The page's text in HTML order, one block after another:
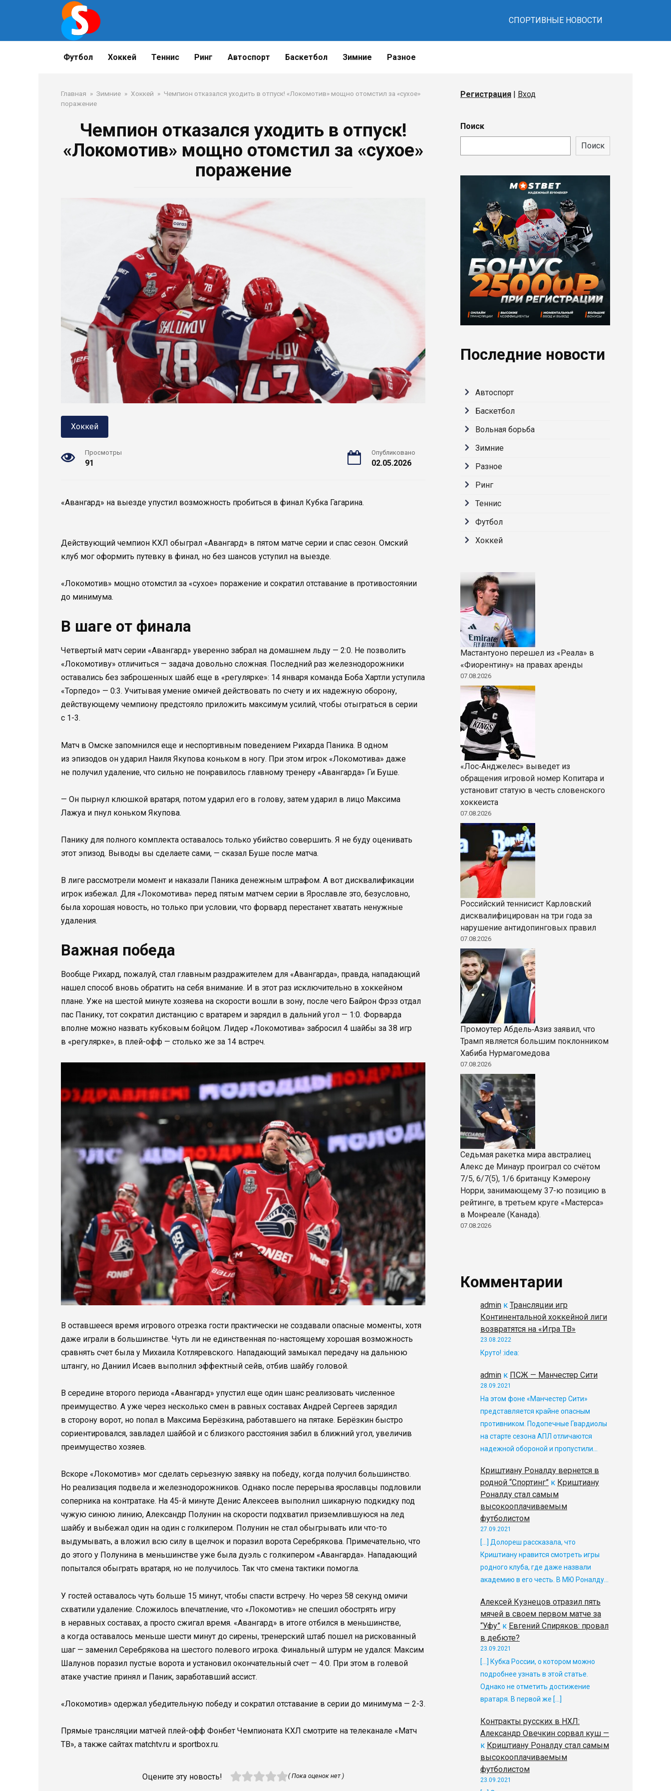
СПОРТИВНЫЕ НОВОСТИ
Футбол Хоккей Теннис Ринг Автоспорт Баскетбол Зимние Разное
Главная » Зимние » Хоккей » Чемпион отказался уходить в отпуск! «Локомотив» мощно отомстил за «сухое»
поражение
Чемпион отказался уходить в отпуск!
«Локомотив» мощно отомстил за «сухое»
поражение
Хоккей
Просмотры
91
Опубликовано
02.05.2026
«Авангард» на выезде упустил возможность пробиться в финал Кубка Гагарина.
Действующий чемпион КХЛ обыграл «Авангард» в пятом матче серии и спас сезон. Омский
клуб мог оформить путевку в финал, но без шансов уступил на выезде.
«Локомотив» мощно отомстил за «сухое» поражение и сократил отставание в противостоянии
до минимума.
В шаге от финала
Четвертый матч серии «Авангард» уверенно забрал на домашнем льду — 2:0. Не позволить
«Локомотиву» отличиться — задача довольно сложная. Последний раз железнодорожники
оставались без заброшенных шайб еще в «регулярке»: 14 января команда Боба Хартли уступила
«Торпедо» — 0:3. Учитывая умение омичей действовать по счету и их надежную оборону,
действующему чемпиону предстояло приложить максимум усилий, чтобы отыграться в серии
с 1-3.
Матч в Омске запомнился еще и неспортивным поведением Рихарда Паника. В одном
из эпизодов он ударил Наиля Якупова коньком в ногу. При этом игрок «Локомотива» даже
не получил удаление, что сильно не понравилось главному тренеру «Авангарда» Ги Буше.
— Он пырнул клюшкой вратаря, потом ударил его в голову, затем ударил в лицо Максима
Лажуа и пнул коньком Якупова.
Панику для полного комплекта оставалось только убийство совершить. Я не буду оценивать
этот эпизод. Выводы вы сделаете сами, — сказал Буше после матча.
В лиге рассмотрели момент и наказали Паника денежным штрафом. А вот дисквалификации
игрок избежал. Для «Локомотива» перед пятым матчем серии в Ярославле это, безусловно,
была хорошая новость, но только при условии, что форвард перестанет хватать ненужные
удаления.
Важная победа
Вообще Рихард, пожалуй, стал главным раздражителем для «Авангарда», правда, нападающий
нашел способ вновь обратить на себя внимание. И в этот раз исключительно в хоккейном
плане. Уже на шестой минуте хозяева на скорости вошли в зону, после чего Байрон Фрэз отдал
пас Панику, тот сократил дистанцию с вратарем и зарядил в дальний угол — 1:0. Форварда
вполне можно назвать кубковым бойцом. Лидер «Локомотива» забросил 4 шайбы за 38 игр
в «регулярке», в плей-офф — столько же за 14 встреч.
В оставшееся время игрового отрезка гости практически не создавали опасные моменты, хотя
даже играли в большинстве. Чуть ли не единственная по-настоящему хорошая возможность
сравнять счет была у Михаила Котляревского. Нападающий замыкал передачу на дальнюю
штангу, но Даниил Исаев выполнил эффектный сейв, отбив шайбу головой.
В середине второго периода «Авангард» упустил еще один шанс реализовать численное
преимущество. А уже через несколько смен в равных составах Андрей Сергеев зарядил
в сторону ворот, но попал в Максима Берёзкина, работавшего на пятаке. Берёзкин быстро
сориентировался, завладел шайбой и с близкого расстояния забил в ближний угол, увеличив
преимущество хозяев.
Вскоре «Локомотив» мог сделать серьезную заявку на победу, когда получил большинство.
Но реализация подвела и железнодорожников. Однако после перерыва ярославцы подловили
соперника на контратаке. На 45-й минуте Денис Алексеев выполнил шикарную подкидку под
чужую синюю линию, Александр Полунин на скорости подхватил приземлившуюся на лед
шайбу и выбежал один на один с голкипером. Полунин не стал обыгрывать или что-то
выдумывать, а вложил всю силу в щелчок и поразил ворота Серебрякова. Примечательно, что
до этого у Полунина в меньшинстве уже была дуэль с голкипером «Авангарда». Нападающий
попытался обыграть вратаря, но не получилось. Так что смена тактики помогла.
У гостей оставалось чуть больше 15 минут, чтобы спасти встречу. Но через 58 секунд омичи
схватили удаление. Сложилось впечатление, что «Локомотив» не спешил обострять игру
в неравных составах, а просто сжигал время. «Авангард» в итоге отбился в меньшинстве,
а когда оставалось меньше шести минут до сирены, тренерский штаб пошел на рискованный
шаг — заменил Серебрякова на шестого полевого игрока. Финальный штурм не удался: Максим
Шалунов поразил пустые ворота и установил окончательный счет — 4:0. При этом в голевой
атаке участие принял и Паник, заработавший ассист.
«Локомотив» одержал убедительную победу и сократил отставание в серии до минимума — 2-3.
Прямые трансляции матчей плей-офф Фонбет Чемпионата КХЛ смотрите на телеканале «Матч
ТВ», а также сайтах matchtv.ru и sportbox.ru.
Оцените эту новость! ( Пока оценок нет )
Регистрация | Вход
Поиск
Поиск
Последние новости
Автоспорт
Баскетбол
Вольная борьба
Зимние
Разное
Ринг
Теннис
Футбол
Хоккей
Мастантуоно перешел из «Реала» в
«Фиорентину» на правах аренды
07.08.2026
«Лос‑Анджелес» выведет из
обращения игровой номер Копитара и
установит статую в честь словенского
хоккеиста
07.08.2026
Российский теннисист Карловский
дисквалифицирован на три года за
нарушение антидопинговых правил
07.08.2026
Промоутер Абдель‑Азиз заявил, что
Трамп является большим поклонником
Хабиба Нурмагомедова
07.08.2026
Седьмая ракетка мира австралиец
Алекс де Минаур проиграл со счётом
7/5, 6/7(5), 1/6 британцу Кэмерону
Норри, занимающему 37-ю позицию в
рейтинге, в третьем круге «Мастерса»
в Монреале (Канада).
07.08.2026
Комментарии
admin к Трансляции игр
Континентальной хоккейной лиги
возвратятся на «Игра ТВ»
23.08.2022
Круто! :idea:
admin к ПСЖ — Манчестер Сити
28.09.2021
На этом фоне «Манчестер Сити»
представляется крайне опасным
противником. Подопечные Гвардиолы
на старте сезона АПЛ отличаются
надежной обороной и пропустили…
Криштиану Роналду вернется в
родной “Спортинг” к Криштиану
Роналду стал самым
высокооплачиваемым
футболистом
27.09.2021
[…] Долореш рассказала, что
Криштиану нравится смотреть игры
родного клуба, где даже назвали
академию в его честь. В МЮ Роналду…
Алексей Кузнецов отразил пять
мячей в своем первом матче за
“Уфу” к Евгений Спиряков: провал
в дебюте?
23.09.2021
[…] Кубка России, о котором можно
подробнее узнать в этой статье.
Однако не отметить достижение
вратаря. В первой же […]
Контракты русских в НХЛ:
Александр Овечкин сорвал куш —
к Криштиану Роналду стал самым
высокооплачиваемым
футболистом
23.09.2021